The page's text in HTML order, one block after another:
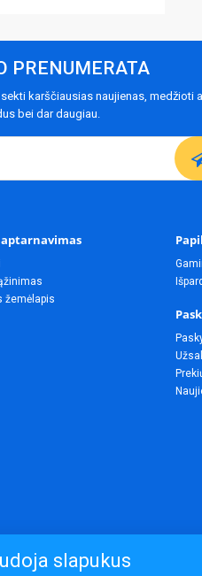
PRENUMERATA
karščiausias naujienas, medžioti
bei dar daugiau.
žemėlapis
slapukus